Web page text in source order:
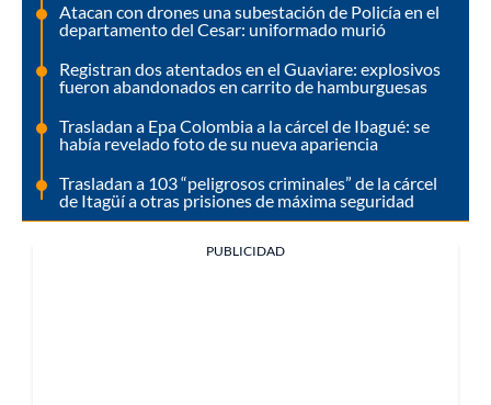
Atacan con drones una subestación de Policía en el
departamento del Cesar: uniformado murió
Registran dos atentados en el Guaviare: explosivos
fueron abandonados en carrito de hamburguesas
Trasladan a Epa Colombia a la cárcel de Ibagué: se
había revelado foto de su nueva apariencia
Trasladan a 103 “peligrosos criminales” de la cárcel
de Itagüí a otras prisiones de máxima seguridad
PUBLICIDAD